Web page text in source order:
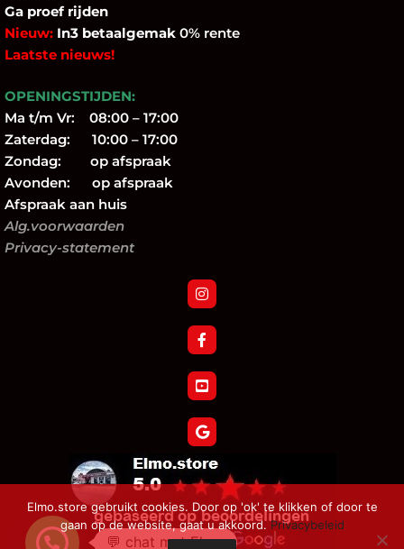
Ga proef rijden
Nieuw: In3 betaalgemak 0% rente
Laatste nieuws!
OPENINGSTIJDEN:
Ma t/m Vr: 08:00 – 17:00
Zaterdag: 10:00 – 17:00
Zondag: op afspraak
Avonden: op afspraak
Afspraak aan huis
Alg.voorwaarden
Privacy-statement
💬 chat met Elmo
Elmo.store gebruikt cookies. Door op 'ok' te klikken of door te
gaan op de website, gaat u akkoord.Privacybeleid